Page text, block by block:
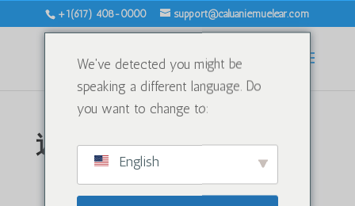
+1(617) 408-0000 support@caluaniemuelear.com
返金および返品ポリシー
概要
We've detected you might be
speaking a different language. Do
you want to change to:
English